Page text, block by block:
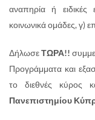
αναπηρία ή ειδικές
κοινωνικά ομάδες, γ)
ΔήλωσεΤΩΡΑ!!
Προγράμματα και
το διεθνές κύρος
Πανεπιστημίου